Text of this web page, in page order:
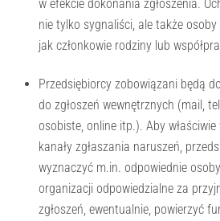
w efekcie dokonania zgłoszenia.
nie tylko sygnaliści, ale także
jak członkowie rodziny lub
Przedsiębiorcy zobowiązani będą
do zgłoszeń wewnętrznych (mail,
osobiste, online itp.). Aby
kanały zgłaszania naruszeń,
wyznaczyć m.in. odpowiednie
organizacji odpowiedzialne za
zgłoszeń, ewentualnie, powierzyć